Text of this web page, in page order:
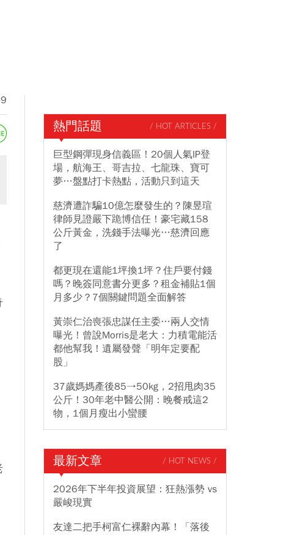
熱門話題 / HOT ARTICLES /
巨型鋼彈現身信義區！20個人氣IP登
場，航海王、哥吉拉、七龍珠、寶可
夢…盤點打卡熱點，活動只到這天
慈濟遭詐騙10億怎麼發生的？陳昱瑄
律師見證嚴下跪博信任！豪宅藏158
公斤黃金，洗錢手法曝光…慈濟回應
了
都更現在還能1坪換1坪？住戶要付錢
嗎？晚簽同意書分更多？租金補貼1個
月多少？7個關鍵問題全面解答
黃崇仁治喪張忠謀任主委…兩人交情
曝光！曾說Morris是老大：力積電能活
都他幫我！遺屬發聲「明年定要配
股」
37歲媽媽產後85→50kg，2招甩肉35
公斤！30年老中醫公開：晚餐戒這2
物，1個月瘦出小蠻腰
最新文章 / HOT NEWS /
2026年下半年投資展望：狂熱漲勢 vs
嚴峻現實
友達二把手柯富仁裸辭內幕！「落後